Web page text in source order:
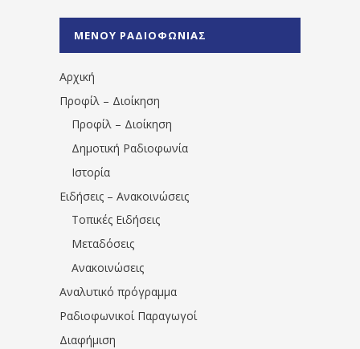
1531194763766854/" artist="" ]
ΜΕΝΟΥ ΡΑΔΙΟΦΩΝΙΑΣ
Αρχική
Προφίλ – Διοίκηση
Προφίλ – Διοίκηση
Δημοτική Ραδιοφωνία
Ιστορία
Ειδήσεις – Ανακοινώσεις
Τοπικές Ειδήσεις
Μεταδόσεις
Ανακοινώσεις
Αναλυτικό πρόγραμμα
Ραδιοφωνικοί Παραγωγοί
Διαφήμιση